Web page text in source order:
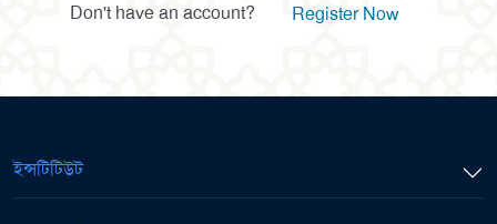
Don't have an account? Register Now
ইন্সটিটিউট